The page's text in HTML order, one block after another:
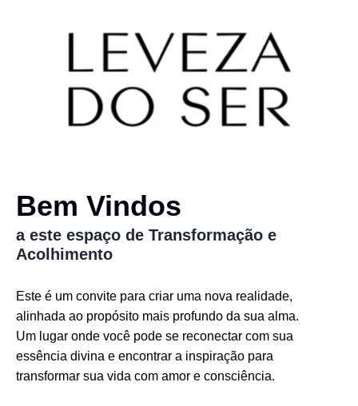
Bem Vindos
a este espaço de Transformação e
Acolhimento
Este é um convite para criar uma nova realidade,
alinhada ao propósito mais profundo da sua alma.
Um lugar onde você pode se reconectar com sua
essência divina e encontrar a inspiração para
transformar sua vida com amor e consciência.